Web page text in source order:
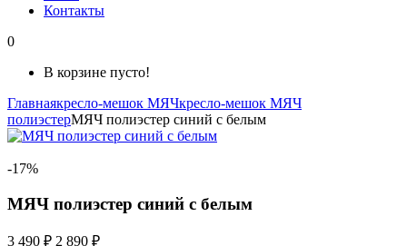
Контакты
0
В корзине пусто!
Главнаякресло-мешок МЯЧкресло-мешок МЯЧ
полиэстерМЯЧ полиэстер синий с белым
-17%
МЯЧ полиэстер синий с белым
3 490 ₽ 2 890 ₽